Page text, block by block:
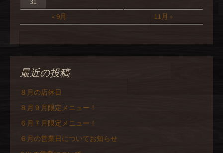
« 9月 11月 »
最近の投稿
８月の店休日
８月９月限定メニュー！
６月７月限定メニュー！
６月の営業日についてお知らせ